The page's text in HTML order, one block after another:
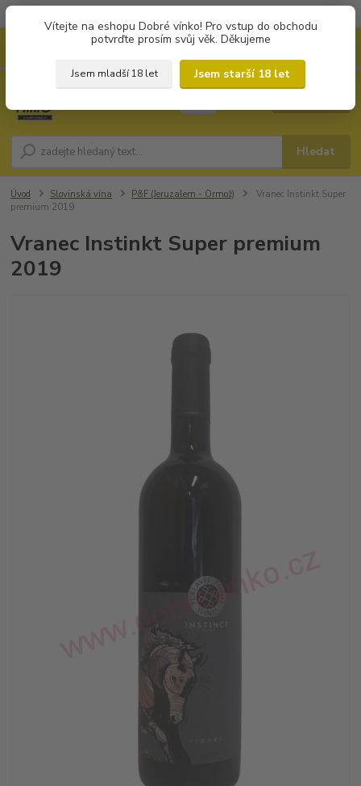
Vítejte na eshopu Dobré vínko! Pro vstup do obchodu
potvrďte prosím svůj věk. Děkujeme
Jsem mladší 18 let
Jsem starší 18 let
Hledat
Úvod Slovinská vína P&F (Jeruzalem - Ormož)
Vranec Instinkt Super
premium 2019
Vranec Instinkt Super premium
2019